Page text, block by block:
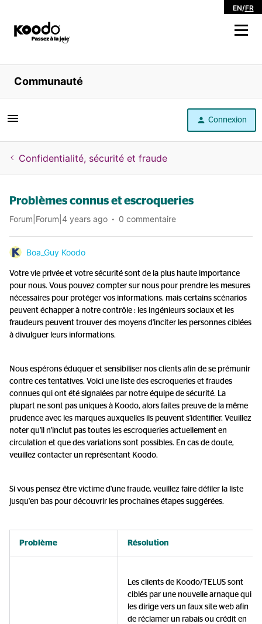
EN/FR
Magasiner
Libre service
Aide
Communauté
Connexion
Confidentialité, sécurité et fraude
Problèmes connus et escroqueries
Forum|Forum|4 years ago 0 commentaire
Boa_Guy Koodo
Votre vie privée et votre sécurité sont de la plus haute importance
pour nous. Vous pouvez compter sur nous pour prendre les mesures
nécessaires pour protéger vos informations, mais certains scénarios
peuvent échapper à notre contrôle : les ingénieurs sociaux et les
fraudeurs peuvent trouver des moyens d'inciter les personnes ciblées
à divulguer leurs informations.
Nous espérons éduquer et sensibiliser nos clients afin de se prémunir
contre ces tentatives. Voici une liste des escroqueries et fraudes
connues qui ont été signalées par notre équipe de sécurité. La
plupart ne sont pas uniques à Koodo, alors faites preuve de la même
prudence avec les marques auxquelles ils peuvent s'identifier. Veuillez
noter qu'il n'inclut pas toutes les escroqueries actuellement en
circulation et que des variations sont possibles. En cas de doute,
veuillez contacter un représentant Koodo.
Si vous pensez être victime d'une fraude, veuillez faire défiler la liste
jusqu'en bas pour découvrir les prochaines étapes suggérées.
Problème Résolution
Les clients de Koodo/TELUS sont
ciblés par une nouvelle arnaque qui
les dirige vers un faux site web afin
de réclamer un rabais ou crédit en